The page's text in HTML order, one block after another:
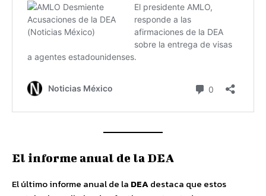
El informe anual de la DEA
El último informe anual de la DEAdestaca que estos